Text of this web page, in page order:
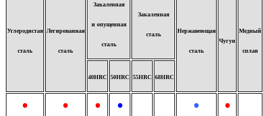
Углеродистая
сталь
Легированная
сталь
Закаленная
и опущенная
сталь
Закаленная
сталь
Нержавеющая
сталь
Чугун
Медный
сплав
40HRС 50HRC 55HRC 68HRC
• • • • • •